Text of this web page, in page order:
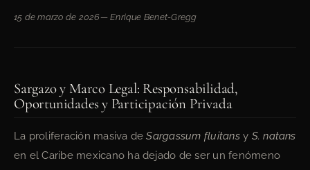
15 de marzo de 2026— Enrique Benet-Gregg
Sargazo y Marco Legal: Responsabilidad,
Oportunidades y Participación Privada
La proliferación masiva deSargassum fluitansy S. natans
en el Caribe mexicano ha dejado de ser un fenómeno